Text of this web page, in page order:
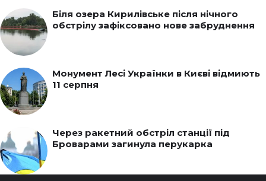
Біля озера Кирилівське після нічного
обстрілу зафіксовано нове забруднення
Монумент Лесі Українки в Києві відмиють
11 серпня
Через ракетний обстріл станції під
Броварами загинула перукарка